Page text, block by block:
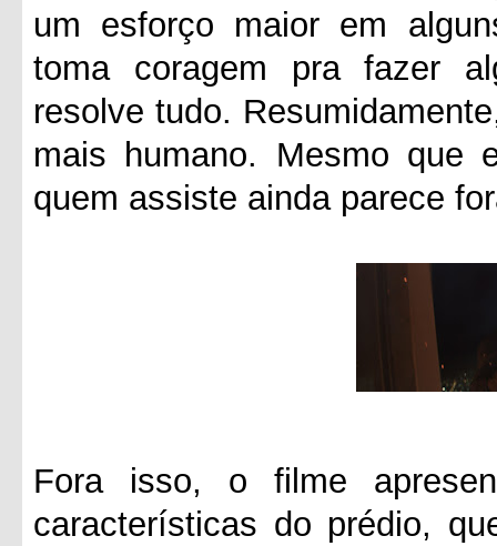
um esforço maior em
toma coragem pra fazer
resolve tudo.
mais humano. Mesmo que
quem assiste ainda parece
Fora isso, o filme
características do prédio,